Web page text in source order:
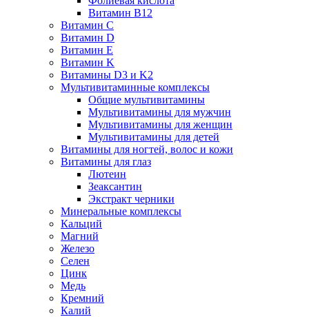
Витамин B12
Витамин C
Витамин D
Витамин E
Витамин K
Витамины D3 и K2
Мультивитаминные комплексы
Общие мультивитамины
Мультивитамины для мужчин
Мультивитамины для женщин
Мультивитамины для детей
Витамины для ногтей, волос и кожи
Витамины для глаз
Лютеин
Зеаксантин
Экстракт черники
Минеральные комплексы
Кальций
Магний
Железо
Селен
Цинк
Медь
Кремний
Калий